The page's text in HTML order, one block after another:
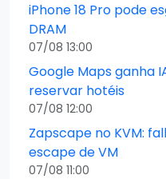
iPhone 18 Pro pode
DRAM
07/08 13:00
Google Maps ganha
reservar hotéis
07/08 12:00
Zapscape no KVM:
escape de VM
07/08 11:00